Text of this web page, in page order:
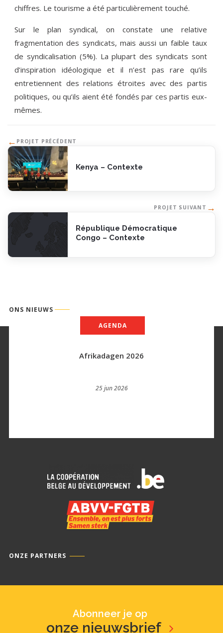
chiffres. Le tourisme a été particulièrement touché.
Sur le plan syndical, on constate une relative
fragmentation des syndicats, mais aussi un faible taux
de syndicalisation (5%). La plupart des syndicats sont
d’inspiration idéologique et il n’est pas rare qu’ils
entretiennent des relations étroites avec des partis
politiques, ou qu’ils aient été fondés par ces partis eux-
mêmes.
← PROJET PRÉCÉDENT
Kenya – Contexte
PROJET SUIVANT →
République Démocratique
Congo – Contexte
Afrikadagen 2026
25 jun 2026
AGENDA
ONS NIEUWS
ONZE PARTNERS
Abonneer je op
onze nieuwsbrief